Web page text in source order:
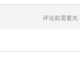
评论前需要先